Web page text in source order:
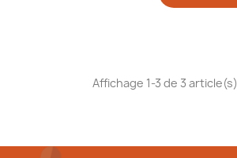
Affichage 1-3 de 3 article(s)